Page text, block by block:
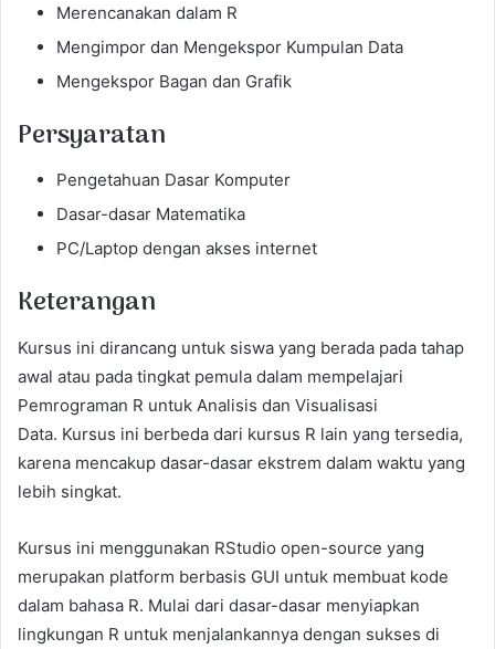
Merencanakan dalam R
Mengimpor dan Mengekspor Kumpulan Data
Mengekspor Bagan dan Grafik
Persyaratan
Pengetahuan Dasar Komputer
Dasar-dasar Matematika
PC/Laptop dengan akses internet
Keterangan
Kursus ini dirancang untuk siswa yang berada pada tahap
awal atau pada tingkat pemula dalam mempelajari
Pemrograman R untuk Analisis dan Visualisasi
Data. Kursus ini berbeda dari kursus R lain yang tersedia,
karena mencakup dasar-dasar ekstrem dalam waktu yang
lebih singkat.
Kursus ini menggunakan RStudio open-source yang
merupakan platform berbasis GUI untuk membuat kode
dalam bahasa R. Mulai dari dasar-dasar menyiapkan
lingkungan R untuk menjalankannya dengan sukses di